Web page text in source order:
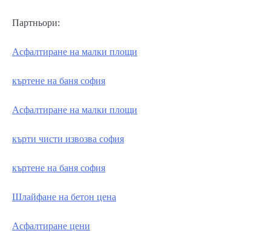
Партньори:
Асфалтиране на малки площи
къртене на баня софия
Асфалтиране на малки площи
кърти чисти извозва софия
къртене на баня софия
Шлайфане на бетон цена
Асфалтиране цени